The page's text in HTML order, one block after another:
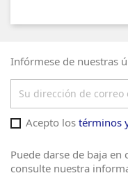
Infórmese de nuestras
Acepto los términos
Puede darse de baja
consulte nuestra